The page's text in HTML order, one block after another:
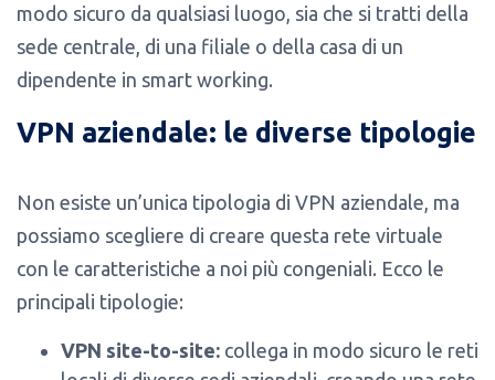
modo sicuro da qualsiasi luogo, sia che si tratti della
sede centrale, di una filiale o della casa di un
dipendente in smart working.
VPN aziendale: le diverse tipologie
Non esiste un’unica tipologia di VPN aziendale, ma
possiamo scegliere di creare questa rete virtuale
con le caratteristiche a noi più congeniali. Ecco le
principali tipologie:
VPN site-to-site: collega in modo sicuro le reti